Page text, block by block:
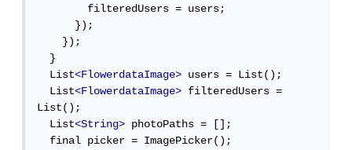
        filteredUsers = users;
      });
    });
  }
  List
<FlowerdataImage> users = List();
  List
<FlowerdataImage> filteredUsers =
List();
  List
<String> photoPaths = [];
  final picker = ImagePicker();